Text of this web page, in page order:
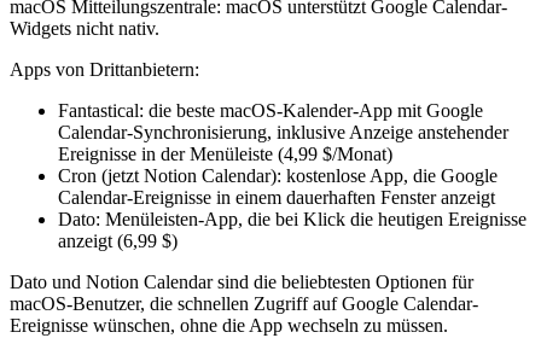
macOS Mitteilungszentrale: macOS unterstützt Google Calendar-
Widgets nicht nativ.
Apps von Drittanbietern:
Fantastical: die beste macOS-Kalender-App mit Google
Calendar-Synchronisierung, inklusive Anzeige anstehender
Ereignisse in der Menüleiste (4,99 $/Monat)
Cron (jetzt Notion Calendar): kostenlose App, die Google
Calendar-Ereignisse in einem dauerhaften Fenster anzeigt
Dato: Menüleisten-App, die bei Klick die heutigen Ereignisse
anzeigt (6,99 $)
Dato und Notion Calendarsind die beliebtesten Optionen für
macOS-Benutzer, die schnellen Zugriff auf Google Calendar-
Ereignisse wünschen, ohne die App wechseln zu müssen.